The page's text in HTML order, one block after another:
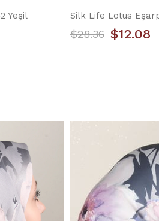
Yeşil Silk Life Lotus
$12.08
$28.36